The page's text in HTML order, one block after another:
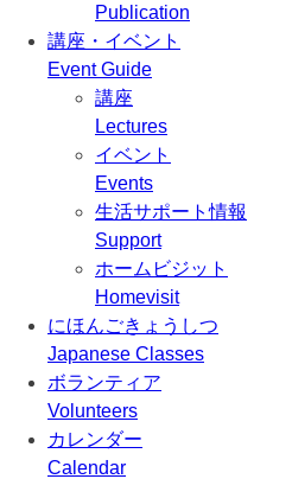
Publication
講座・イベント
Event Guide
講座
Lectures
イベント
Events
生活サポート情報
Support
ホームビジット
Homevisit
にほんごきょうしつ
Japanese Classes
ボランティア
Volunteers
カレンダー
Calendar